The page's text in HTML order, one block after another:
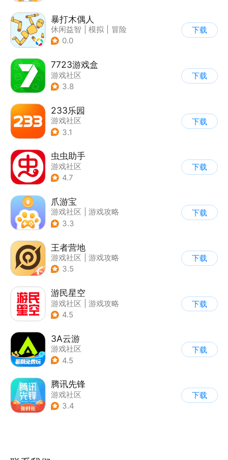
暴打木偶人
休闲益智 模拟
冒险
| 暴打木偶人
0.0
下载
7723游戏盒
游戏社区
3.8
下载
233乐园
游戏社区
3.1
下载
虫虫助手
游戏社区
4.7
下载
爪游宝
游戏社区
游戏攻略
3.3
下载
王者营地
游戏社区
游戏攻略
3.5
下载
游民星空
游戏社区
游戏攻略
4.5
下载
3A云游
游戏社区
4.5
下载
腾讯先锋
游戏社区
3.4
下载